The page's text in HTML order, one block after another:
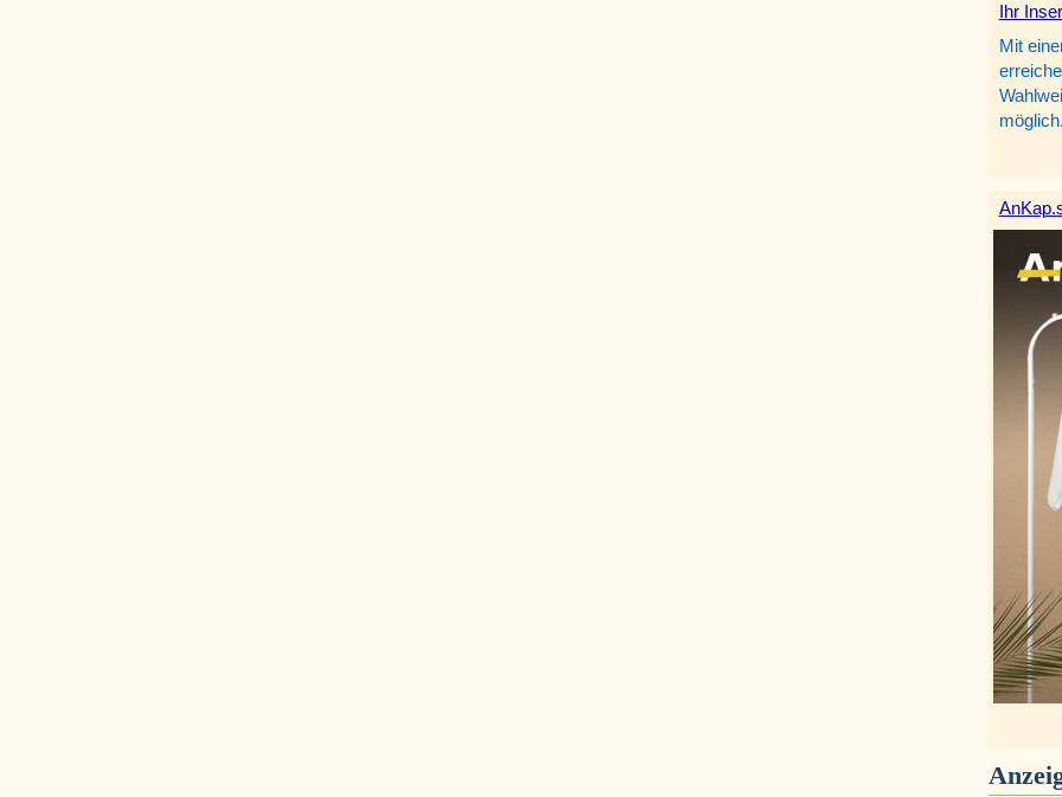
Ihr
Mit